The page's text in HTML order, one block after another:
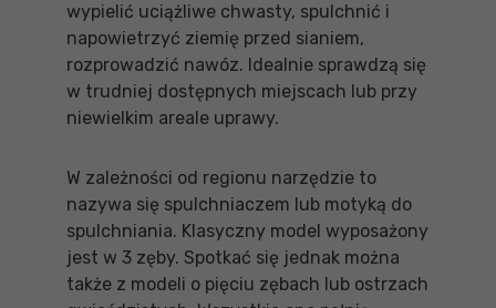
wypielić uciążliwe chwasty, spulchnić i
napowietrzyć ziemię przed sianiem,
rozprowadzić nawóz. Idealnie sprawdzą się
w trudniej dostępnych miejscach lub przy
niewielkim areale uprawy.
W zależności od regionu narzędzie to
nazywa się spulchniaczem lub motyką do
spulchniania. Klasyczny model wyposażony
jest w 3 zęby. Spotkać się jednak można
także z modeli o pięciu zębach lub ostrzach